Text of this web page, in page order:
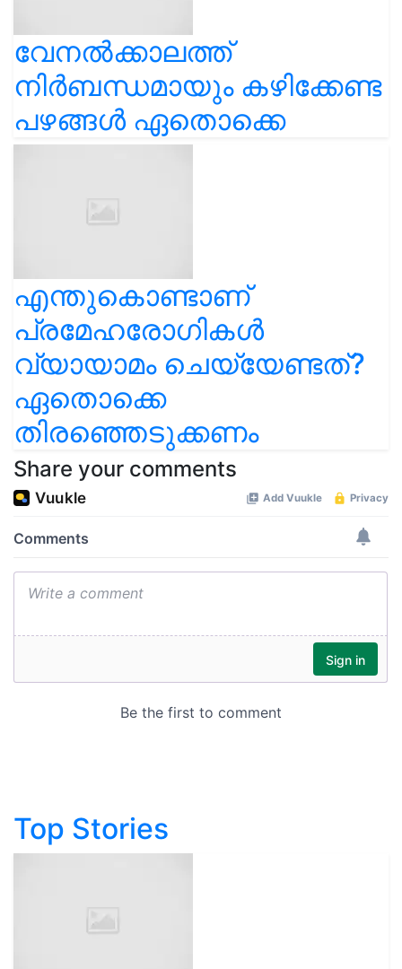
വേനൽക്കാലത്ത്
നിർബന്ധമായും കഴിക്കേണ്ട
പഴങ്ങൾ ഏതൊക്കെ
എന്തുകൊണ്ടാണ്
പ്രമേഹരോഗികൾ
വ്യായാമം ചെയ്യേണ്ടത്?
ഏതൊക്കെ
തിരഞ്ഞെടുക്കണം
Share your comments
Top Stories